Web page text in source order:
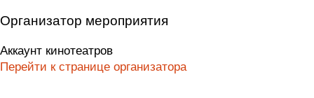
Организатор мероприятия
Аккаунт кинотеатров
Перейти к странице организатора